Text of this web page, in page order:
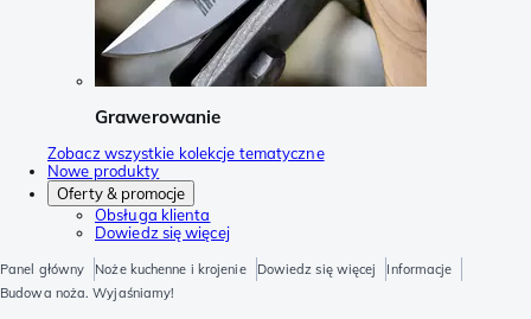
Grawerowanie
Zobacz wszystkie kolekcje tematyczne
Nowe produkty
Oferty & promocje
Obsługa klienta
Dowiedz się więcej
Panel główny Noże kuchenne i krojenie Dowiedz się więcej
Informacje
Budowa noża. Wyjaśniamy!